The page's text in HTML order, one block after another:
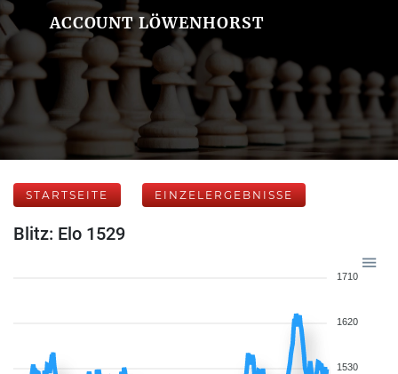
ACCOUNT LÖWENHORST
STARTSEITE EINZELERGEBNISSE
Blitz: Elo 1529
1710
1620
1530